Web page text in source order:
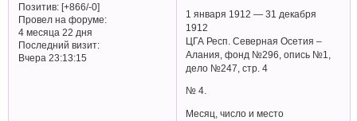
Позитив: [+866/-0]
Провел на форуме:
4 месяца 22 дня
Последний визит:
Вчера 23:13:15
1 января 1912 — 31 декабря
1912
ЦГА Респ. Северная Осетия –
Алания, фонд №296, опись №1,
дело №247, стр. 4
№ 4.
Месяц, число и место